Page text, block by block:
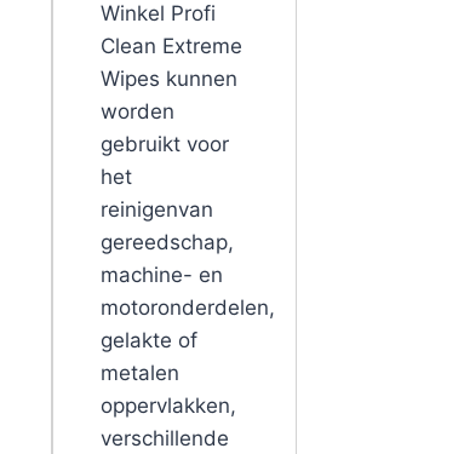
Winkel Profi
Clean Extreme
Wipes kunnen
worden
gebruikt voor
het
reinigenvan
gereedschap,
machine- en
motoronderdelen,
gelakte of
metalen
oppervlakken,
verschillende